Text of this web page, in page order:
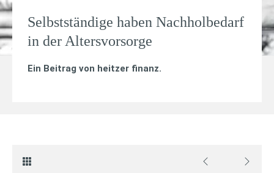
Selbstständige haben Nachholbedarf
in der Altersvorsorge
Ein Beitrag von heitzer finanz.